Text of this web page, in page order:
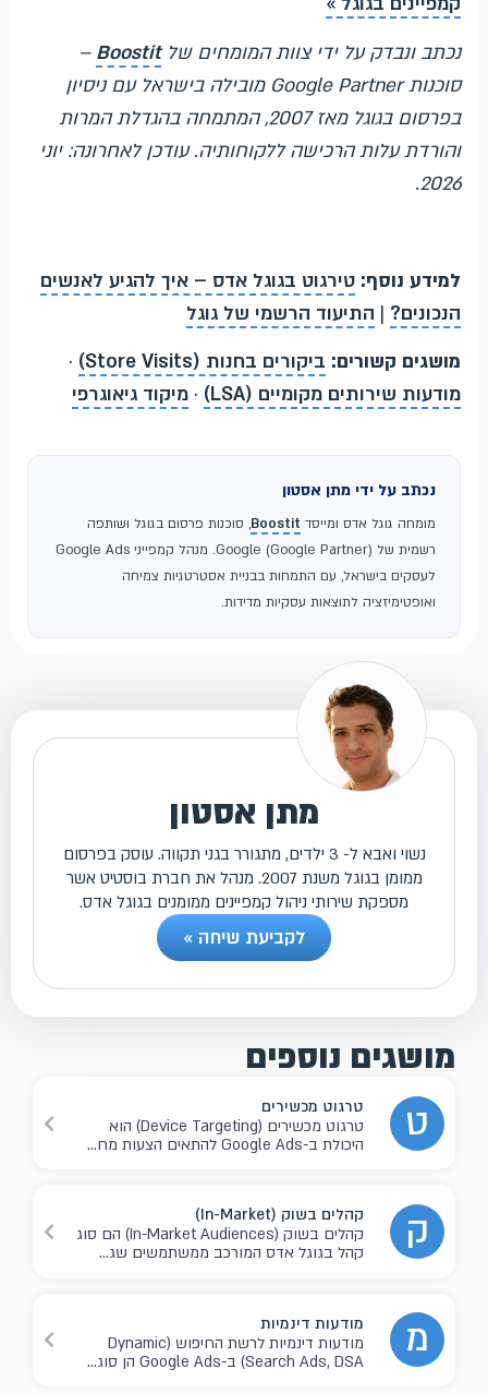
נכתב ונבדק על ידי צוות המומחים שלBoostit
–
סוכנות Google Partner מובילה בישראל עם ניסיון
בפרסום בגוגל מאז 2007, המתמחה בהגדלת המרות
והורדת עלות הרכישה ללקוחותיה. עודכן לאחרונה: יוני
2026.
למידע נוסף: טירגוט בגוגל אדס – איך להגיע לאנשים
הנכונים? | התיעוד הרשמי של גוגל
מושגים קשורים: ביקורים בחנות (Store Visits)
·
מודעות שירותים מקומיים (LSA)
· מיקוד גיאוגרפי
נכתב על ידי מתן אסטון
מומחה גוגל אדס ומייסד Boostit, סוכנות פרסום בגוגל ושותפה
רשמית של Google (Google Partner). מנהל קמפייני Google Ads
לעסקים בישראל, עם התמחות בבניית אסטרטגיות צמיחה
ואופטימיזציה לתוצאות עסקיות מדידות.
מתן אסטון
נשוי ואבא ל- 3 ילדים, מתגורר בגני תקווה. עוסק בפרסום
ממומן בגוגל משנת 2007. מנהל את חברת בוסטיט אשר
מספקת שירותי ניהול קמפיינים ממומנים בגוגל אדס.
לקביעת שיחה »
מושגים נוספים
ט
טרגוט מכשירים
טרגוט מכשירים (Device Targeting) הוא
היכולת ב-Google Ads להתאים הצעות מח...
ק
קהלים בשוק (In-Market)
קהלים בשוק (In-Market Audiences) הם סוג
קהל בגוגל אדס המורכב ממשתמשים שג...
מ
מודעות דינמיות
מודעות דינמיות לרשת החיפוש (Dynamic
Search Ads, DSA) ב-Google Ads הן סוג...